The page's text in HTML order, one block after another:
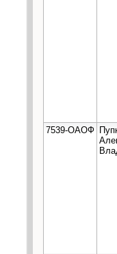
7539-ОАОФ